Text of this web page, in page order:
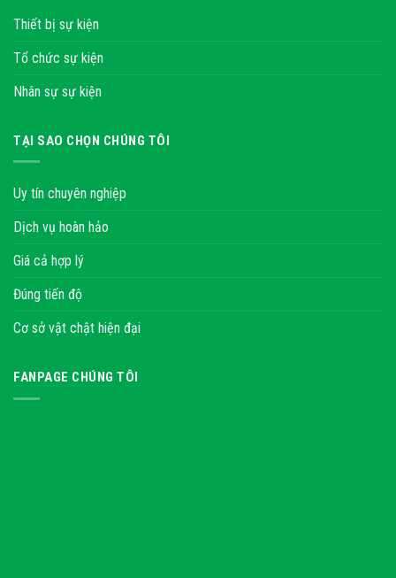
Thiết bị sự kiện
Tổ chức sự kiện
Nhân sự sự kiện
TẠI SAO CHỌN CHÚNG TÔI
Uy tín chuyên nghiệp
Dịch vụ hoàn hảo
Giá cả hợp lý
Đúng tiến độ
Cơ sở vật chật hiện đại
FANPAGE CHÚNG TÔI